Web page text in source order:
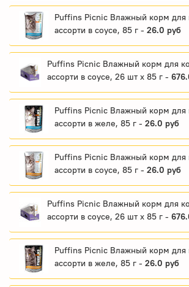
Puffins Picnic Влажный корм
ассорти в соусе, 85 г - 26.0 руб
Puffins Picnic Влажный корм для
ассорти в соусе, 26 шт x 85 г -
Puffins Picnic Влажный корм
ассорти в желе, 85 г - 26.0 руб
Puffins Picnic Влажный корм для
ассорти в соусе, 85 г - 26.0 руб
Puffins Picnic Влажный корм для
ассорти в соусе, 26 шт x 85 г -
Puffins Picnic Влажный корм для
ассорти в желе, 85 г - 26.0 руб